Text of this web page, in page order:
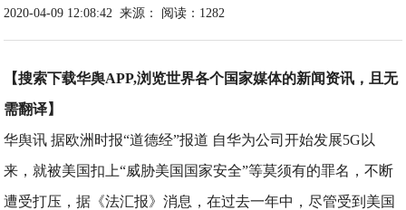
2020-04-09 12:08:42 来源： 阅读：1282
【搜索下载华舆APP,浏览世界各个国家媒体的新闻资讯，且无
需翻译】
华舆讯 据欧洲时报“道德经”报道 自华为公司开始发展5G以
来，就被美国扣上“威胁美国国家安全”等莫须有的罪名，不断
遭受打压，据《法汇报》消息，在过去一年中，尽管受到美国